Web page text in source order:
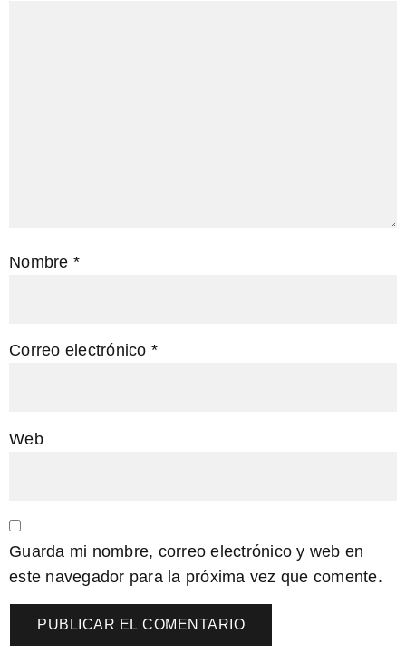
Nombre *
Correo electrónico *
Web
Guarda mi nombre, correo electrónico y web en
este navegador para la próxima vez que comente.